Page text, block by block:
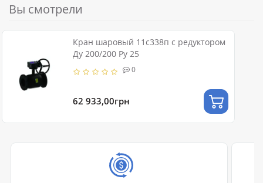
Вы смотрели
Кран шаровый 11с338п с редуктором
Ду 200/200 Ру 25
0
62 933,00грн